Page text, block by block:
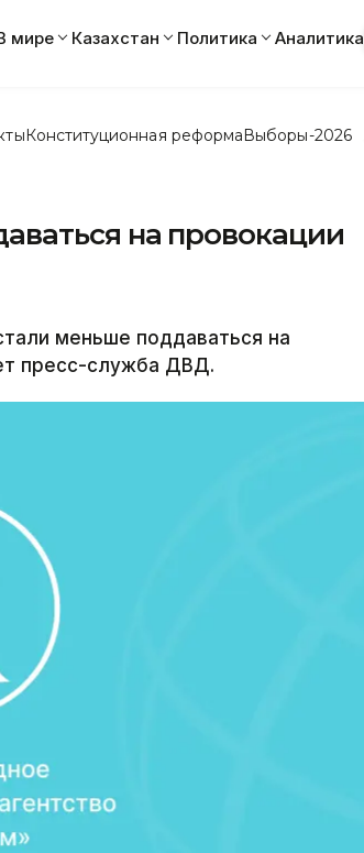
мире Казахстан Политика Аналитика
Конституционная реформаВыборы-2026
на провокации
меньше поддаваться на
пресс-служба ДВД.